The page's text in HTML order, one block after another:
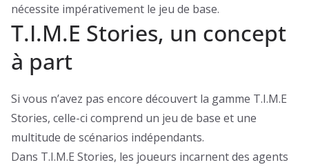
nécessite impérativement le jeu de base.
T.I.M.E Stories, un concept
à part
Si vous n’avez pas encore découvert la gamme T.I.M.E
Stories, celle-ci comprend un jeu de base et une
multitude de scénarios indépendants.
Dans T.I.M.E Stories, les joueurs incarnent des agents